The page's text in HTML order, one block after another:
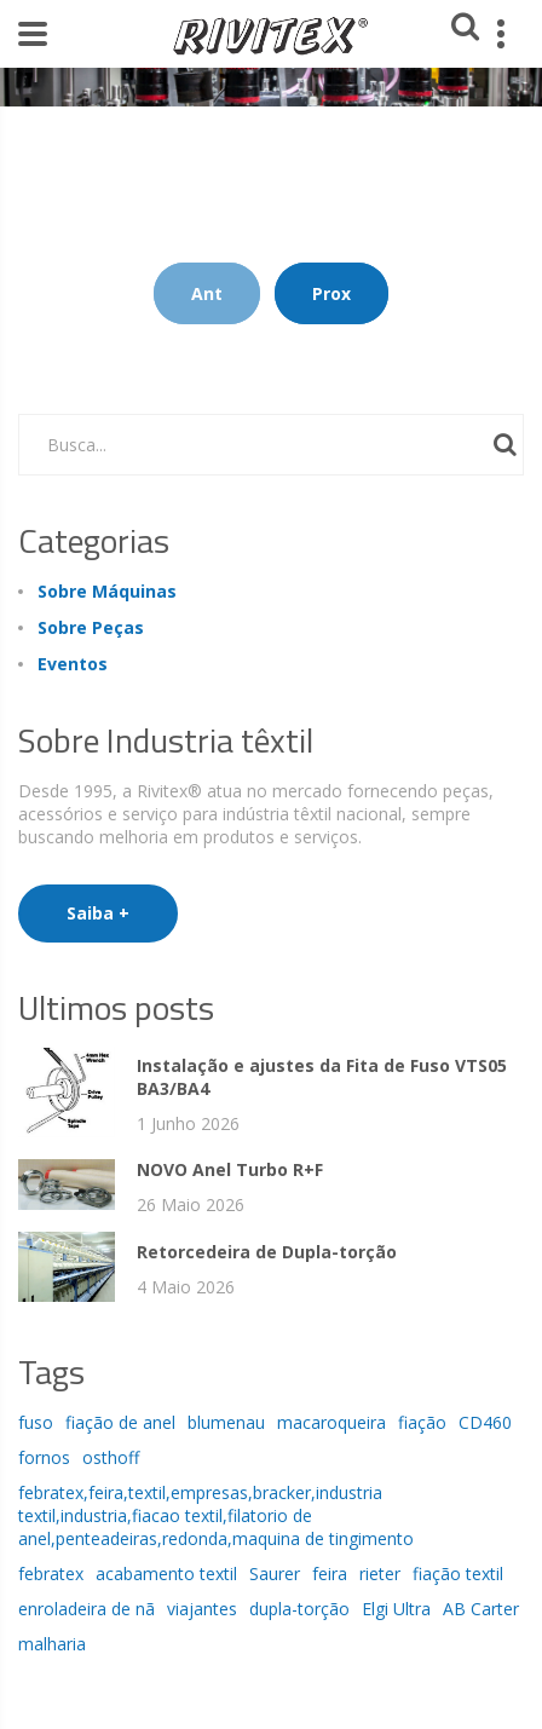
Home Blog Rivitex
Ant Prox
Busca...
Categorias
Sobre Máquinas
Sobre Peças
Eventos
Sobre Industria têxtil
Desde 1995, a Rivitex® atua no mercado fornecendo peças,
acessórios e serviço para indústria têxtil nacional, sempre
buscando melhoria em produtos e serviços.
Saiba +
Ultimos posts
Instalação e ajustes da Fita de Fuso VTS05
BA3/BA4
1 Junho 2026
NOVO Anel Turbo R+F
26 Maio 2026
Retorcedeira de Dupla-torção
4 Maio 2026
Tags
fuso fiação de anel blumenau macaroqueira fiação CD460
fornos osthoff
febratex,feira,textil,empresas,bracker,industria
textil,industria,fiacao textil,filatorio de
anel,penteadeiras,redonda,maquina de tingimento
febratex acabamento textil Saurer feira rieter fiação textil
enroladeira de nã viajantes dupla-torção Elgi Ultra AB Carter
malharia